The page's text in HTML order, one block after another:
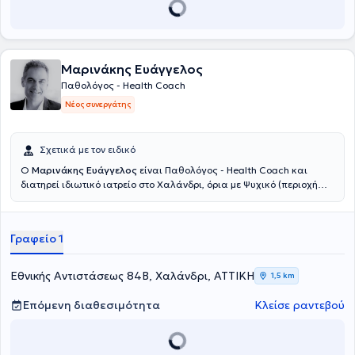
Μαρινάκης Ευάγγελος
Παθολόγος - Health Coach
Νέος συνεργάτης
Σχετικά με τον ειδικό
Ο Μαρινάκης Ευάγγελος είναι Παθολόγος - Health Coach και
διατηρεί ιδιωτικό ιατρείο στο Χαλάνδρι, όρια με Ψυχικό (περιοχή
Πανεπιστήμιο Θεσσαλονίκης. Με γνώσεις και μακροχρόνια
στους τομείς του health coaching και life coaching, της ψυχολογίας
της συμπεριφοράς και των βασικών αρχών της Γνωσιακής -
Συμπεριφορικής προσέγγισης, ο Μαρινάκης Ευάγγελος στέκεται με
ολιστικό πνεύμα δίπλα στον άνθρωπο και τον καθοδηγεί με
σύγχρονες μεθόδους στην επίτευξη των προσωπικών του στόχων
και διεκδικήσεων, σε ευρύτερα θέματα υγείας και προσωπικής
πρόκληση-στόχος στη ζωή, που αναλύεται σε σωματικές και μη
Γραφείο 1
Εθνικής Αντιστάσεως 84Β, Χαλάνδρι, ΑΤΤΙΚΗ 1,5 km
Επόμενη διαθεσιμότητα Κλείσε ραντεβού